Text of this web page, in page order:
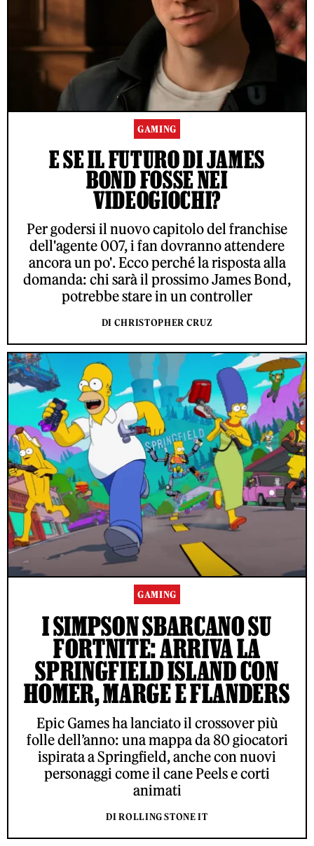
GAMING
E SE IL FUTURO DI JAMES
BOND FOSSE NEI
VIDEOGIOCHI?
Per godersi il nuovo capitolo del franchise
dell'agente 007, i fan dovranno attendere
ancora un po'. Ecco perché la risposta alla
domanda: chi sarà il prossimo James Bond,
potrebbe stare in un controller
DI CHRISTOPHER CRUZ
GAMING
I SIMPSON SBARCANO SU
FORTNITE: ARRIVA LA
SPRINGFIELD ISLAND CON
HOMER, MARGE E FLANDERS
Epic Games ha lanciato il crossover più
folle dell’anno: una mappa da 80 giocatori
ispirata a Springfield, anche con nuovi
personaggi come il cane Peels e corti
animati
DI ROLLING STONE IT